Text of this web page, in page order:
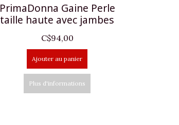
PrimaDonna Gaine Perle
taille haute avec jambes
C$94,00
Ajouter au panier
Plus d'informations